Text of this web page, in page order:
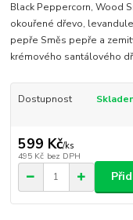
Black Peppercorn, Wood
okouřené dřevo,
pepře Směs pepře a
krémového santálového
Dostupnost
599 Kč/ks
495 Kč bez DPH